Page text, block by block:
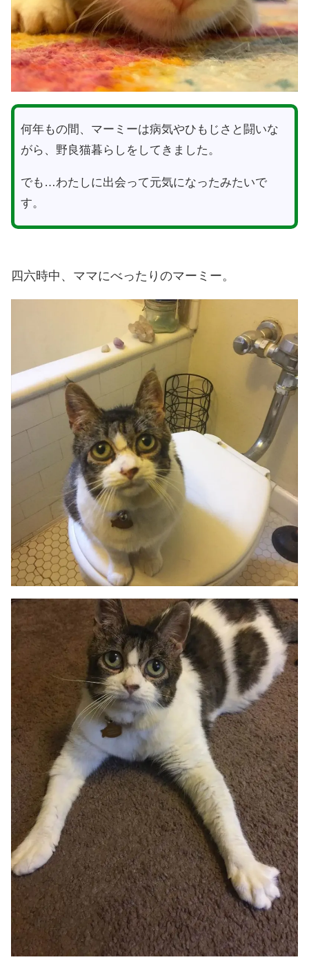
何年もの間、マーミーは病気やひもじさと闘いな
がら、野良猫暮らしをしてきました。
でも…わたしに出会って元気になったみたいで
す。
四六時中、ママにべったりのマーミー。